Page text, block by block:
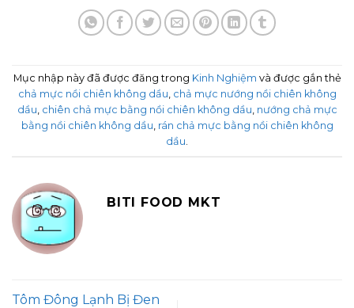
Mục nhập này đã được đăng trong Kinh Nghiệm và được gắn thẻ
chả mực nồi chiên không dầu, chả mực nướng nồi chiên không
dầu, chiên chả mực bằng nồi chiên không dầu, nướng chả mực
bằng nồi chiên không dầu, rán chả mực bằng nồi chiên không
dầu.
BITI FOOD MKT
Tôm Đông Lạnh Bị Đen